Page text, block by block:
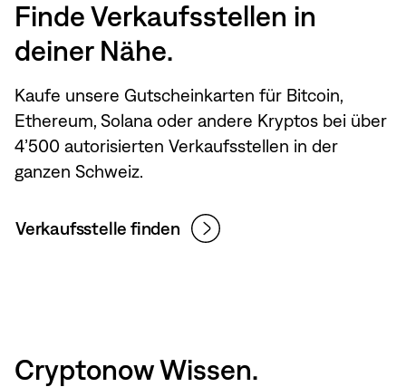
Finde Verkaufsstellen in
deiner Nähe.
Kaufe unsere Gutscheinkarten für Bitcoin,
Ethereum, Solana oder andere Kryptos bei über
4’500 autorisierten Verkaufsstellen in der
ganzen Schweiz.
Verkaufsstelle finden
Cryptonow Wissen.